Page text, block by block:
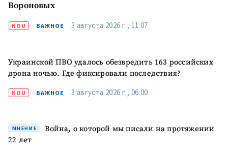
ПОДДЕРЖАТЬ
Вороновых
NOU ВАЖНОЕ 3 августа 2026 г., 11:07
Украинской ПВО удалось обезвредить 163 российских
дрона ночью. Где фиксировали последствия?
NOU ВАЖНОЕ 3 августа 2026 г., 06:00
МНЕНИЕ
Война, о которой мы писали на протяжении
22 лет